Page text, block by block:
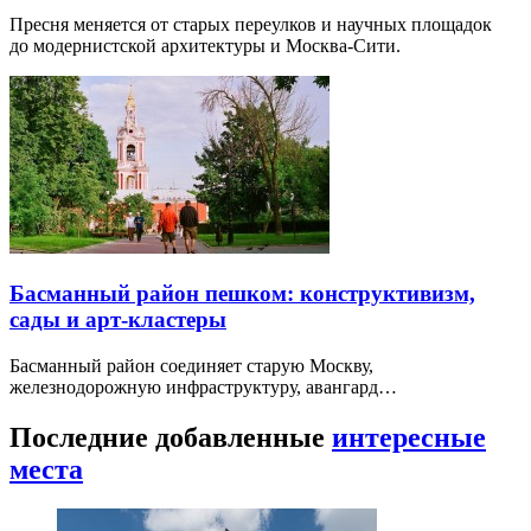
Пресня меняется от старых переулков и научных площадок
до модернистской архитектуры и Москва-Сити.
Басманный район пешком: конструктивизм,
сады и арт-кластеры
Басманный район соединяет старую Москву,
железнодорожную инфраструктуру, авангард…
Последние добавленные интересные
места